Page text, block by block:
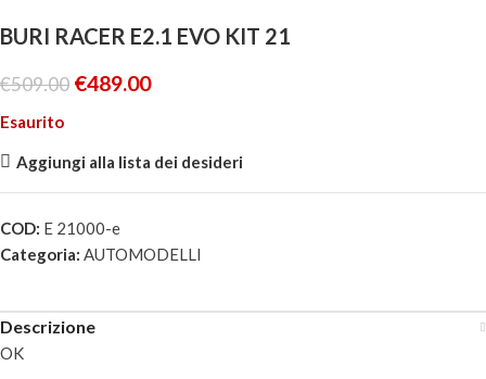
BURI RACER E2.1 EVO KIT 21
€509.00 €489.00
Esaurito
Aggiungi alla lista dei desideri
COD: E 21000-e
Categoria: AUTOMODELLI
Descrizione
OK